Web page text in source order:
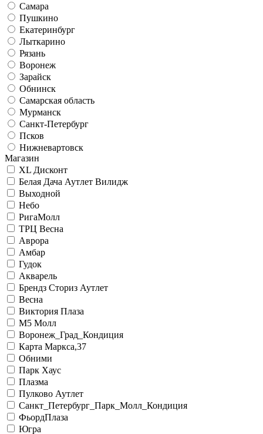
Самара
Пушкино
Екатеринбург
Лыткарино
Рязань
Воронеж
Зарайск
Обнинск
Самарская область
Мурманск
Санкт-Петербург
Псков
Нижневартовск
Магазин
XL Дисконт
Белая Дача Аутлет Вилидж
Выходной
Небо
РигаМолл
ТРЦ Весна
Аврора
Амбар
Гудок
Акварель
Брендз Сториз Аутлет
Весна
Виктория Плаза
М5 Молл
Воронеж_Град_Кондиция
Карта Маркса,37
Обними
Парк Хаус
Плазма
Пулково Аутлет
Санкт_Петербург_Парк_Молл_Кондиция
ФьордПлаза
Югра